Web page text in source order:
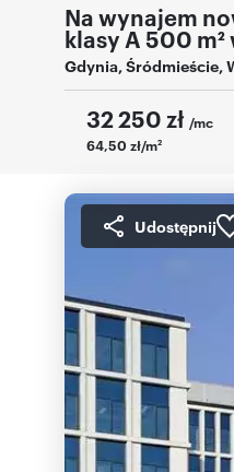
Na wynajem
klasy A 500 m²
Gdynia,Śródmieście,
32 250 zł /mc
64,50 zł/m2
Udostępnij